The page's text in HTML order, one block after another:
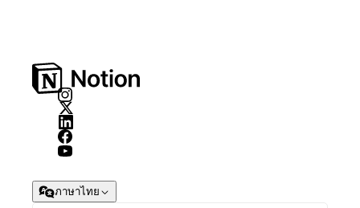
ภาษาไทย